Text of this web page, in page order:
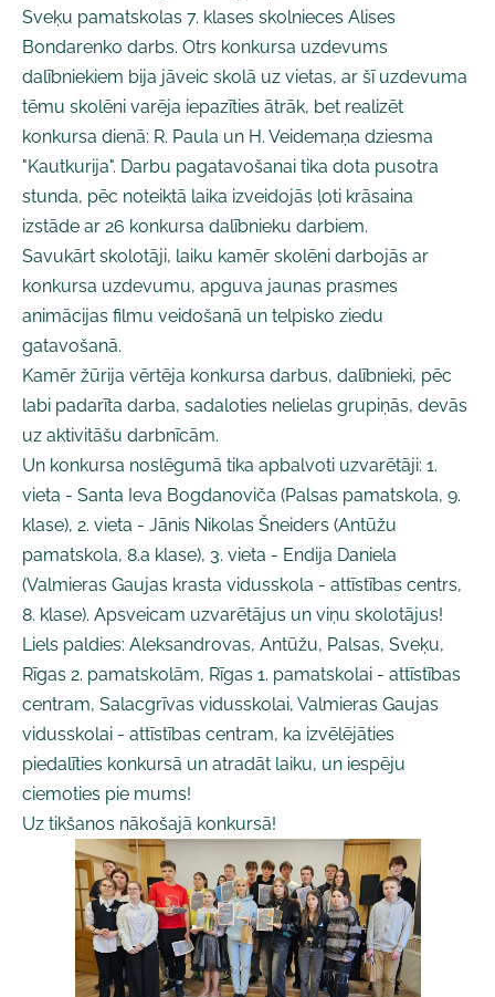
Sveķu pamatskolas 7. klases skolnieces Alises
Bondarenko darbs. Otrs konkursa uzdevums
dalībniekiem bija jāveic skolā uz vietas, ar šī uzdevuma
tēmu skolēni varēja iepazīties ātrāk, bet realizēt
konkursa dienā: R. Paula un H. Veidemaņa dziesma
"Kautkurija". Darbu pagatavošanai tika dota pusotra
stunda, pēc noteiktā laika izveidojās ļoti krāsaina
izstāde ar 26 konkursa dalībnieku darbiem.
Savukārt skolotāji, laiku kamēr skolēni darbojās ar
konkursa uzdevumu, apguva jaunas prasmes
animācijas filmu veidošanā un telpisko ziedu
gatavošanā.
Kamēr žūrija vērtēja konkursa darbus, dalībnieki, pēc
labi padarīta darba, sadaloties nelielas grupiņās, devās
uz aktivitāšu darbnīcām.
Un konkursa noslēgumā tika apbalvoti uzvarētāji: 1.
vieta - Santa Ieva Bogdanoviča (Palsas pamatskola, 9.
klase), 2. vieta - Jānis Nikolas Šneiders (Antūžu
pamatskola, 8.a klase), 3. vieta - Endija Daniela
(Valmieras Gaujas krasta vidusskola - attīstības centrs,
8. klase). Apsveicam uzvarētājus un viņu skolotājus!
Liels paldies: Aleksandrovas, Antūžu, Palsas, Sveķu,
Rīgas 2. pamatskolām, Rīgas 1. pamatskolai - attīstības
centram, Salacgrīvas vidusskolai, Valmieras Gaujas
vidusskolai - attīstības centram, ka izvēlējāties
piedalīties konkursā un atradāt laiku, un iespēju
ciemoties pie mums!
Uz tikšanos nākošajā konkursā!